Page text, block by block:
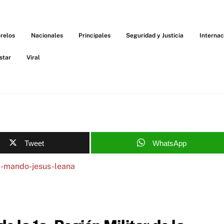
Nacionales Principales Seguridad y Justicia
Viral
Tweet WhatsApp